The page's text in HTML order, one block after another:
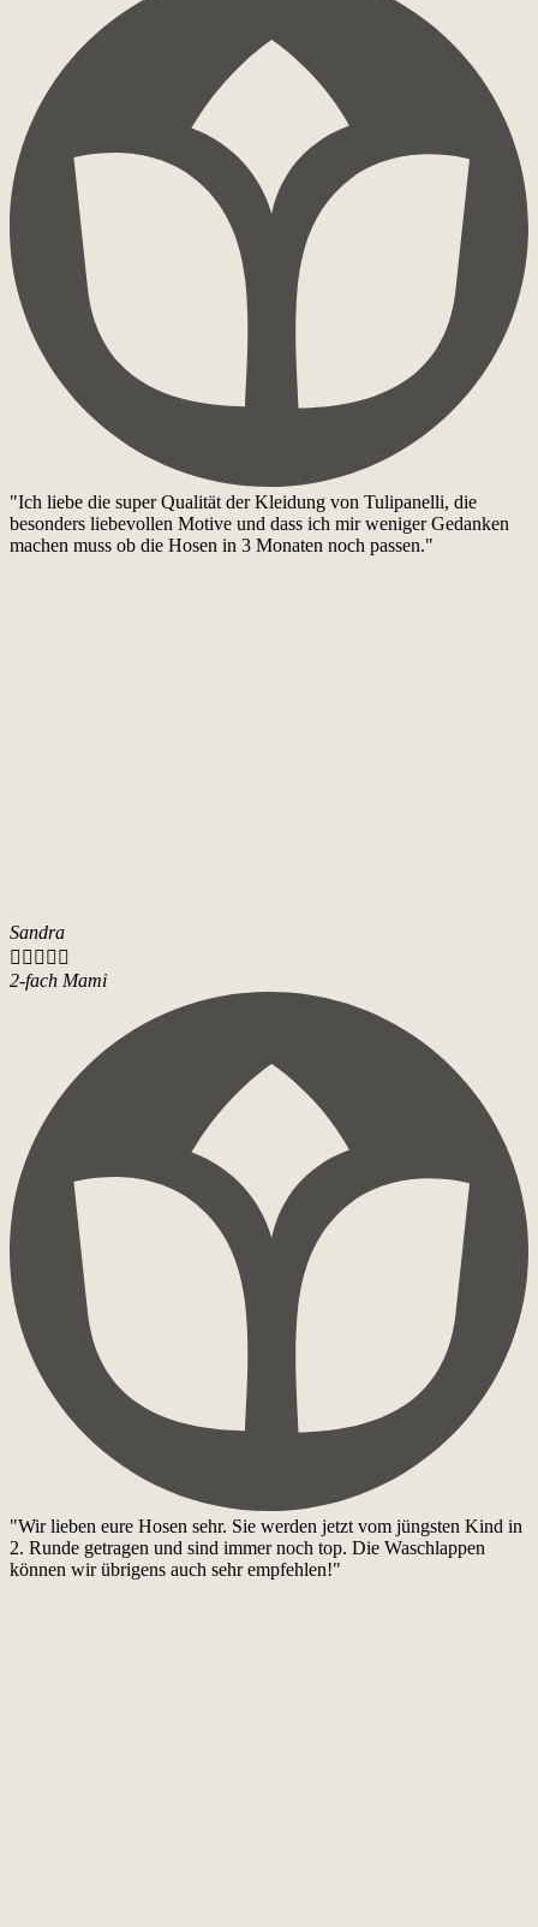
"Ich liebe die super Qualität der Kleidung von Tulipanelli, die
besonders liebevollen Motive und dass ich mir weniger Gedanken
machen muss ob die Hosen in 3 Monaten noch passen."
Sandra
    
2-fach Mami
"Wir lieben eure Hosen sehr. Sie werden jetzt vom jüngsten Kind in
2. Runde getragen und sind immer noch top. Die Waschlappen
können wir übrigens auch sehr empfehlen!"